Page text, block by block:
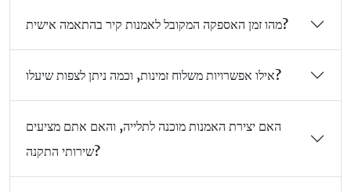
מהו זמן האספקה המקובל לאמנות קיר בהתאמה אישית?
אילו אפשרויות משלוח זמינות, וכמה ניתן לצפות שיעלו?
האם יצירת האמנות מוכנה לתלייה, והאם אתם מציעים
שירותי התקנה?